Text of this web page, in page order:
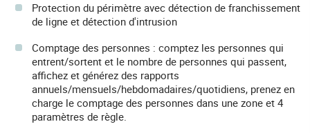
Protection du périmètre avec détection de franchissement
de ligne et détection d'intrusion
Comptage des personnes : comptez les personnes qui
entrent/sortent et le nombre de personnes qui passent,
affichez et générez des rapports
annuels/mensuels/hebdomadaires/quotidiens, prenez en
charge le comptage des personnes dans une zone et 4
paramètres de règle.